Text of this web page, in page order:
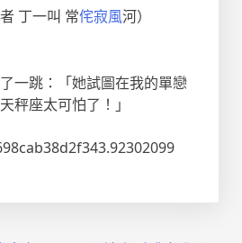
丁一叫 常侘寂風河）
一跳：「她試圖在我的單戀
秤座太可怕了！」